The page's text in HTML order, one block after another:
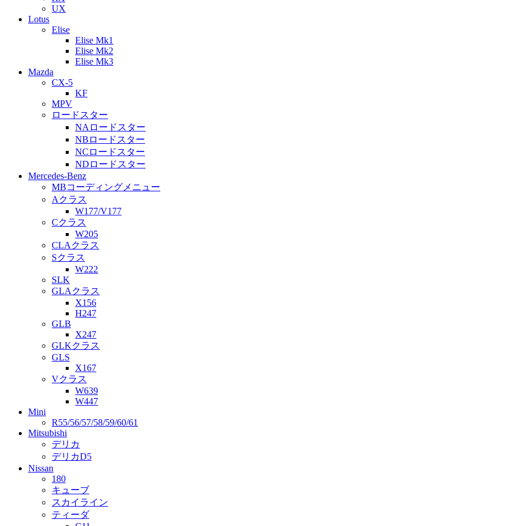
UX
Lotus
Elise
Elise Mk1
Elise Mk2
Elise Mk3
Mazda
CX-5
KF
MPV
ロードスター
NAロードスター
NBロードスター
NCロードスター
NDロードスター
Mercedes-Benz
MBコーディングメニュー
Aクラス
W177/V177
Cクラス
W205
CLAクラス
Sクラス
W222
SLK
GLAクラス
X156
H247
GLB
X247
GLKクラス
GLS
X167
Vクラス
W639
W447
Mini
R55/56/57/58/59/60/61
Mitsubishi
デリカ
デリカD5
Nissan
180
キューブ
スカイライン
ティーダ